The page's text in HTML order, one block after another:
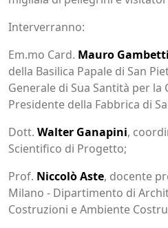
Interverranno:
Em.mo Card. Mauro Gambetti
della Basilica Papale di San
Generale di Sua Santità per la
Presidente della Fabbrica di
Dott. Walter Ganapini,
Scientifico di Progetto;
Prof. Niccolò Aste, docente
Milano - Dipartimento di
Costruzioni e Ambiente